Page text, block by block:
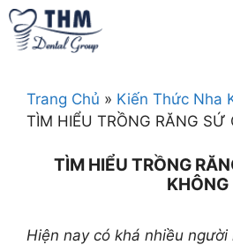
Trang Chủ » Kiến Thức Nha
TÌM HIỂU TRỒNG RĂNG SỨ
TÌM HIỂU TRỒNG
KHÔNG
Hiện nay có khá nhiều